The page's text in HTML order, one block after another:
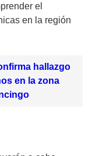
el
en la región
hallazgo
en la zona